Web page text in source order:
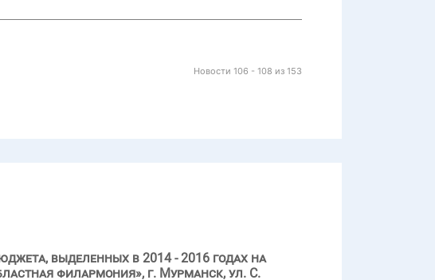
Новости 106 - 108 из 153
выделенных в 2014 - 2016 годах на
филармония», г. Мурманск, ул. С.